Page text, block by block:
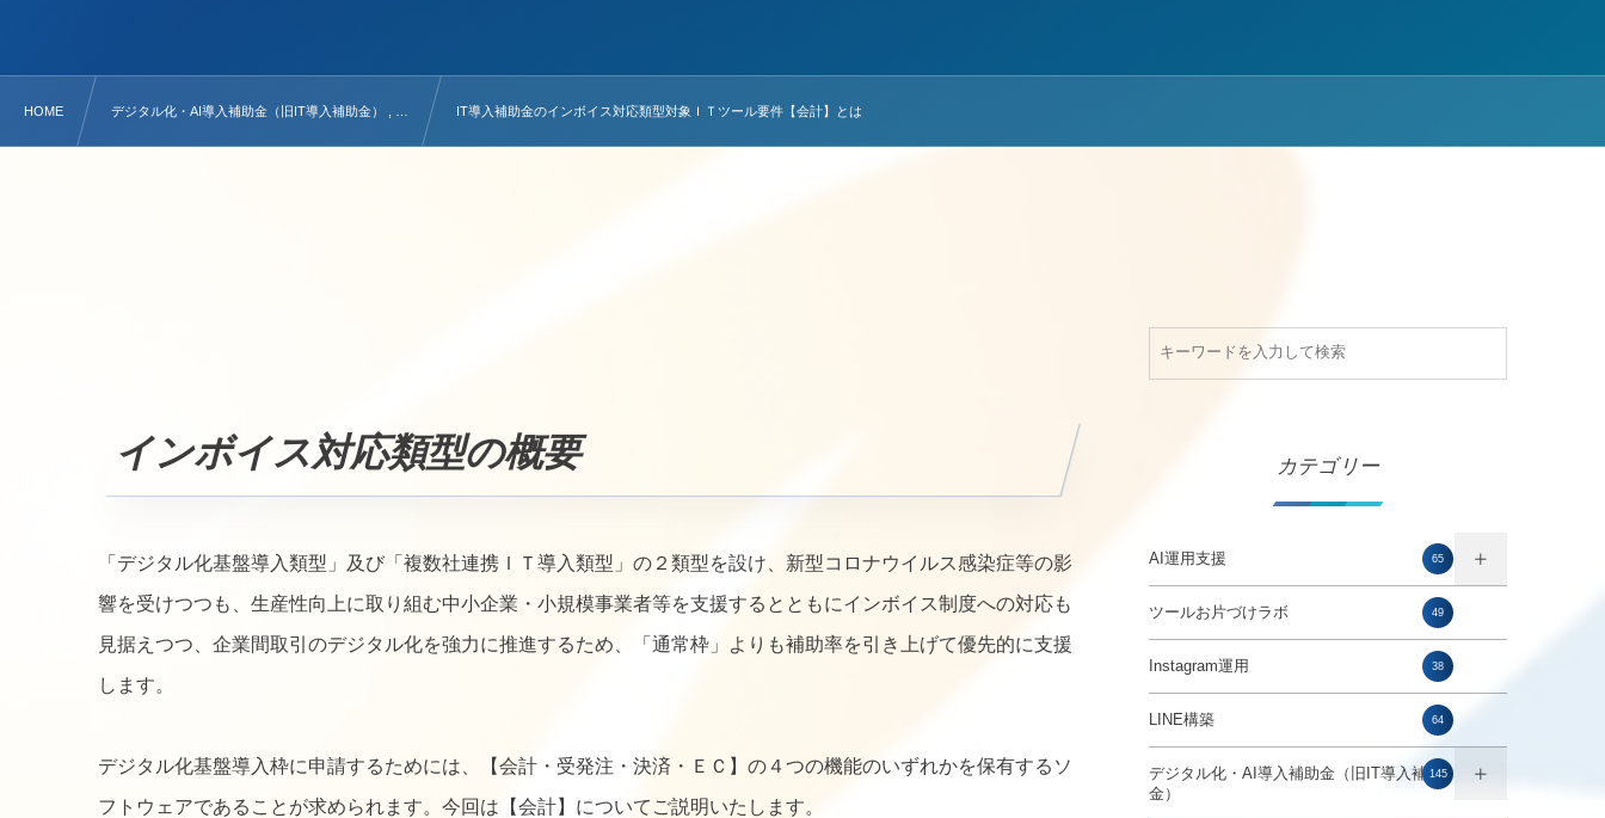
HOME デジタル化・AI導入補助金（旧IT導入補助金） , … IT導入補助金のインボイス対応類型対象ＩＴツール要件【会計】とは
インボイス対応類型の概要
「デジタル化基盤導入類型」及び「複数社連携ＩＴ導入類型」の２類型を設け、新型コロナウイルス感染症等の影
響を受けつつも、生産性向上に取り組む中小企業・小規模事業者等を支援するとともにインボイス制度への対応も
見据えつつ、企業間取引のデジタル化を強力に推進するため、「通常枠」よりも補助率を引き上げて優先的に支援
します。
デジタル化基盤導入枠に申請するためには、【会計・受発注・決済・ＥＣ】の４つの機能のいずれかを保有するソ
フトウェアであることが求められます。今回は【会計】についてご説明いたします。
カテゴリー
AI運用支援 65
ツールお片づけラボ 49
Instagram運用 38
LINE構築 64
デジタル化・AI導入補助金（旧IT導入補助
金）
145